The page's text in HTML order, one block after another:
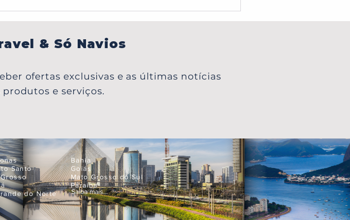
& Só Navios
ofertas exclusivas e as últimas notícias
produtos e serviços.
Saiba mais...
Santo
do Norte
Bahia
Goiás
Mato Grosso do Sul
Paraíba